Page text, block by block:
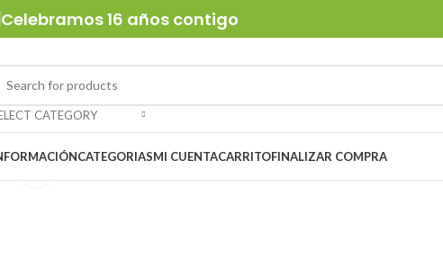
Celebramos 16 años contigo
CATEGORY
CATEGORIASMI CUENTACARRITOFINALIZAR COMPRA
Click to enlarge